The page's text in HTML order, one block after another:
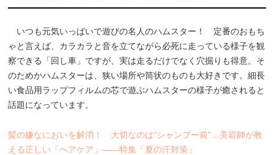
いつも元気いっぱいで遊びの名人のハムスター！ 定番のおもち
ゃと言えば、カラカラと音を立てながら必死に走っている様子を観
察できる「回し車」ですが、実は走るだけでなく穴掘りも得意。そ
のためかハムスターは、狭い場所や筒状のものも大好きです。細長
い食品用ラップフィルムの芯で遊ぶハムスターの様子が癒されると
話題になっています。
髪の嫌なにおいを解消！ 大切なのは“シャンプー前”…美容師が教
える正しい「ヘアケア」――特集「夏の汗対策」